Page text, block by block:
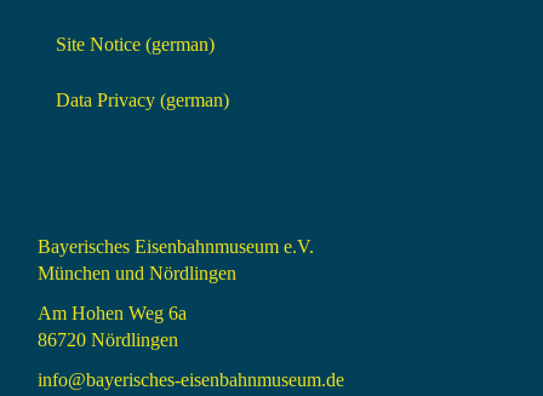
Site Notice (german)
Data Privacy (german)
Bayerisches Eisenbahnmuseum e.V.
München und Nördlingen
Am Hohen Weg 6a
86720 Nördlingen
info@bayerisches-eisenbahnmuseum.de